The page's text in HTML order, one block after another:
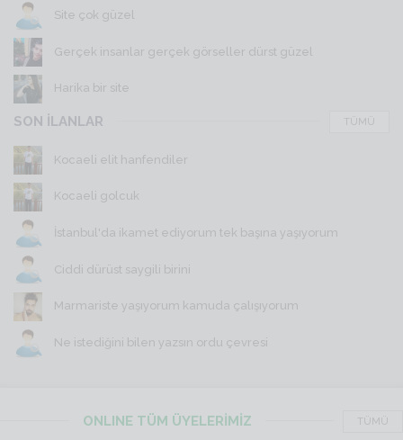
Site çok güzel
Gerçek insanlar gerçek görseller dürst güzel
Harika bir site
SON İLANLAR TÜMÜ
Kocaeli elit hanfendiler
Kocaeli golcuk
İstanbul'da ikamet ediyorum tek başına yaşıyorum
Ciddi dürüst saygili birini
Marmariste yaşıyorum kamuda çalışıyorum
Ne istediğini bilen yazsın ordu çevresi
ONLINE TÜM ÜYELERİMİZ TÜMÜ